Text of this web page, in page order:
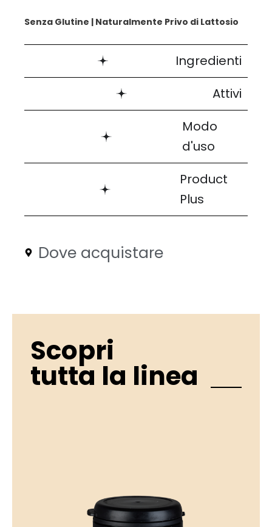
Senza Glutine | Naturalmente Privo di Lattosio
Ingredienti
Attivi
Modo
d'uso
Product
Plus
Dove acquistare
Scopri
tutta la linea